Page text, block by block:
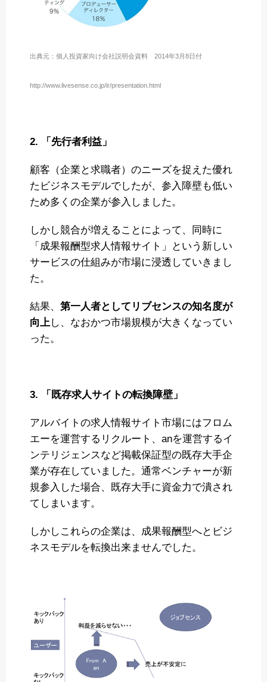
出典元：個人投資家向け会社説明会資料 2014年3月8日付
http://www.livesense.co.jp/ir/presentation.html
2. 「先行者利益」
顧客（企業と求職者）のニーズを捉えた優れ
たビジネスモデルでしたが、参入障壁も低い
ため多くの企業が参入しました。
しかし競合が増えることによって、同時に
「成果報酬型求人情報サイト」という新しい
サービスの仕組みが市場に浸透していきまし
た。
結果、 第一人者としてリブセンスの知名度が
向上し、なおかつ市場規模が大きくなってい
った。
3. 「既存求人サイトの転換障壁」
アルバイトの求人情報サイト市場にはフロム
エーを運営するリクルート、anを運営するイ
ンテリジェンスなど掲載保証型の既存大手企
業が存在していました。通常ベンチャーが新
規参入した場合、既存大手に資金力で潰され
てしまいます。
しかしこれらの企業は、成果報酬型へとビジ
ネスモデルを転換出来ませんでした。